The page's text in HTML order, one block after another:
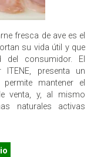
fresca de ave es el
su vida útil y que
del consumidor. El
ITENE, presenta un
mantener el
venta, y, al mismo
naturales activas
DE CO2 Y